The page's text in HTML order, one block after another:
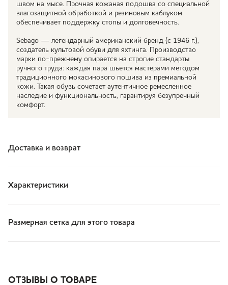
швом на мысе. Прочная кожаная подошва со специальной
влагозащитной обработкой и резиновым каблуком
обеспечивает поддержку стопы и долговечность.
Sebago — легендарный американский бренд (с 1946 г.),
создатель культовой обуви для яхтинга. Производство
марки по-прежнему опирается на строгие стандарты
ручного труда: каждая пара шьется мастерами методом
традиционного мокасинового пошива из премиальной
кожи. Такая обувь сочетает аутентичное ремесленное
наследие и функциональность, гарантируя безупречный
комфорт.
Доставка и возврат
Характеристики
Размерная сетка для этого товара
ОТЗЫВЫ О ТОВАРЕ